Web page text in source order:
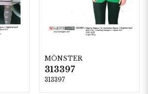
MÖNSTER
313397
313397